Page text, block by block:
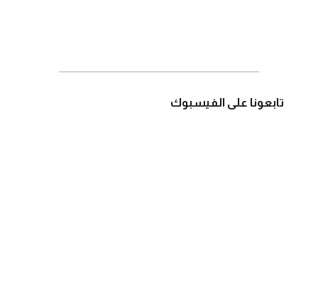
تابعونا على الفيسبوك